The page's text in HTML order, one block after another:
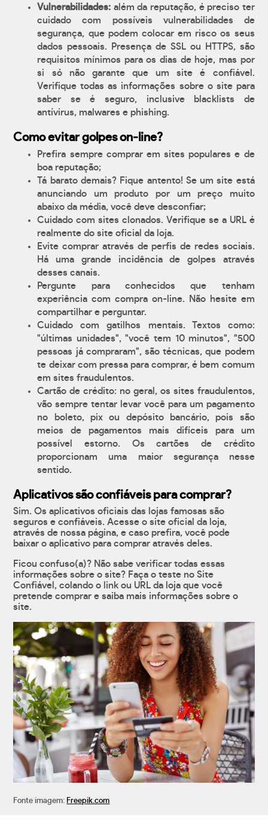
Vulnerabilidades: além da reputação, é preciso ter
cuidado com possíveis vulnerabilidades de
segurança, que podem colocar em risco os seus
dados pessoais. Presença de SSL ou HTTPS, são
requisitos mínimos para os dias de hoje, mas por
si só não garante que um site é confiável.
Verifique todas as informações sobre o site para
saber se é seguro, inclusive blacklists de
antívirus, malwares e phishing.
Como evitar golpes on-line?
Prefira sempre comprar em sites populares e de
boa reputação;
Tá barato demais? Fique antento! Se um site está
anunciando um produto por um preço muito
abaixo da média, você deve desconfiar;
Cuidado com sites clonados. Verifique se a URL é
realmente do site oficial da loja.
Evite comprar através de perfis de redes sociais.
Há uma grande incidência de golpes através
desses canais.
Pergunte para conhecidos que tenham
experiência com compra on-line. Não hesite em
compartilhar e perguntar.
Cuidado com gatilhos mentais. Textos como:
"últimas unidades", "você tem 10 minutos", "500
pessoas já compraram", são técnicas, que podem
te deixar com pressa para comprar, é bem comum
em sites fraudulentos.
Cartão de crédito: no geral, os sites fraudulentos,
vão sempre tentar levar você para um pagamento
no boleto, pix ou depósito bancário, pois são
meios de pagamentos mais difíceis para um
possível estorno. Os cartões de crédito
proporcionam uma maior segurança nesse
sentido.
Aplicativos são confiáveis para comprar?
Sim. Os aplicativos oficiais das lojas famosas são
seguros e confiáveis. Acesse o site oficial da loja,
através de nossa página, e caso prefira, você pode
baixar o aplicativo para comprar através deles.
Ficou confuso(a)? Não sabe verificar todas essas
informações sobre o site? Faça o teste no Site
Confiável, colando o link ou URL da loja que você
pretende comprar e saiba mais informações sobre o
site.
Fonte imagem: Freepik.com